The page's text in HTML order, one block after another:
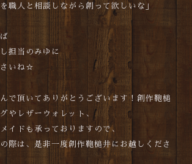
職人と相談しながら創って欲しいな」
担当のみゆに
さいね☆
で頂いてありがとうございます！創作鞄槌
やレザーウォレット、
イドも承っておりますので、
際は、是非一度創作鞄槌井にお越しくださ